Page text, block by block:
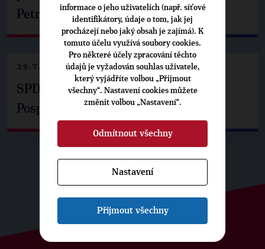
Petrem Pavlem
29.7.2026
SPD už není ve zprávě o extremismu.
Pospíšil: Je tu pachuť
informace o jeho uživatelích (např. síťové
identifikátory, údaje o tom, jak jej
procházejí nebo jaký obsah je zajímá). K
tomuto účelu využívá soubory cookies.
Pro některé účely zpracování těchto
údajů je vyžadován souhlas uživatele,
který vyjádříte volbou „Přijmout
všechny“. Nastavení cookies můžete
změnit volbou „Nastavení“.
Odmítnout všechny
Nastavení
Přijmout všechny